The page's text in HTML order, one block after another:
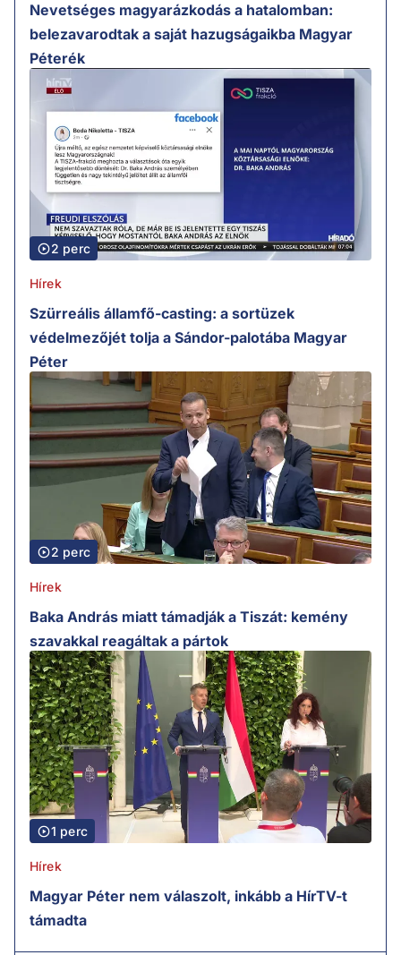
Nevetséges magyarázkodás a hatalomban:
belezavarodtak a saját hazugságaikba Magyar
Péterék
2 perc
Hírek
Szürreális államfő-casting: a sortüzek
védelmezőjét tolja a Sándor-palotába Magyar
Péter
2 perc
Hírek
Baka András miatt támadják a Tiszát: kemény
szavakkal reagáltak a pártok
1 perc
Hírek
Magyar Péter nem válaszolt, inkább a HírTV-t
támadta